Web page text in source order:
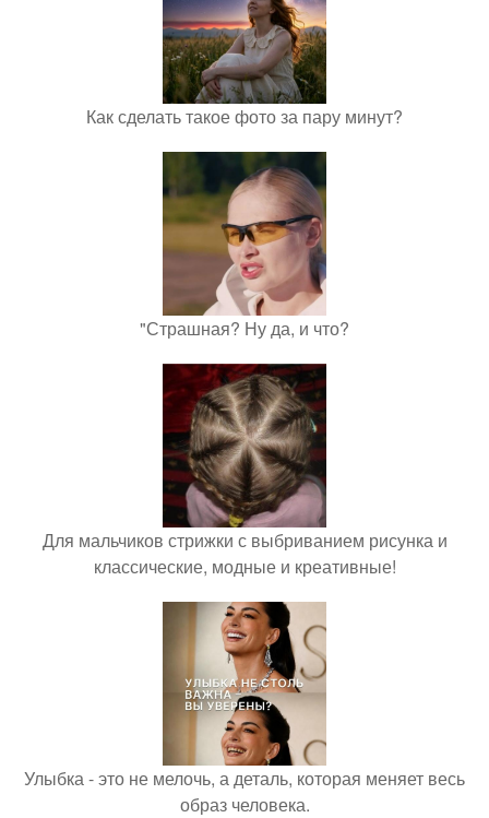
Как сделать такое фото за пару минут?
"Страшная? Ну да, и что?
Для мальчиков стрижки с выбриванием рисунка и
классические, модные и креативные!
Улыбка - это не мелочь, а деталь, которая меняет весь
образ человека.